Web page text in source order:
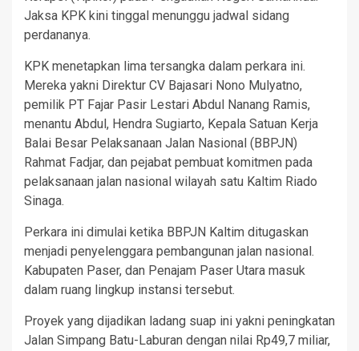
Jaksa KPK kini tinggal menunggu jadwal sidang
perdananya.
KPK menetapkan lima tersangka dalam perkara ini.
Mereka yakni Direktur CV Bajasari Nono Mulyatno,
pemilik PT Fajar Pasir Lestari Abdul Nanang Ramis,
menantu Abdul, Hendra Sugiarto, Kepala Satuan Kerja
Balai Besar Pelaksanaan Jalan Nasional (BBPJN)
Rahmat Fadjar, dan pejabat pembuat komitmen pada
pelaksanaan jalan nasional wilayah satu Kaltim Riado
Sinaga.
Perkara ini dimulai ketika BBPJN Kaltim ditugaskan
menjadi penyelenggara pembangunan jalan nasional.
Kabupaten Paser, dan Penajam Paser Utara masuk
dalam ruang lingkup instansi tersebut.
Proyek yang dijadikan ladang suap ini yakni peningkatan
Jalan Simpang Batu-Laburan dengan nilai Rp49,7 miliar,